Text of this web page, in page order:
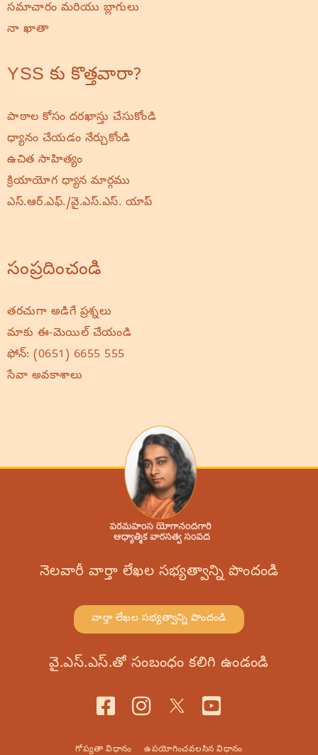
సమాచారం మరియు బ్లాగులు
నా ఖాతా
YSS కు కొత్తవారా?
పాఠాల కోసం దరఖాస్తు చేసుకోండి
ధ్యానం చేయడం నేర్చుకోండి
ఉచిత సాహిత్యం
క్రియాయోగ ధ్యాన మార్గము
ఎస్.ఆర్.ఎఫ్./వై.ఎస్.ఎస్. యాప్
సంప్రదించండి
తరచుగా అడిగే ప్రశ్నలు
మాకు ఈ-మెయిల్ చేయండి
ఫోన్: (0651) 6655 555
సేవా అవకాశాలు
నెలవారీ వార్తా లేఖల సభ్యత్వాన్ని పొందండి
వార్తా లేఖల సభ్యత్వాన్ని పొందండి
వై.ఎస్.ఎస్.తో సంబంధం కలిగి ఉండండి
గోప్యతా విధానం ఉపయోగించవలసిన విధానం